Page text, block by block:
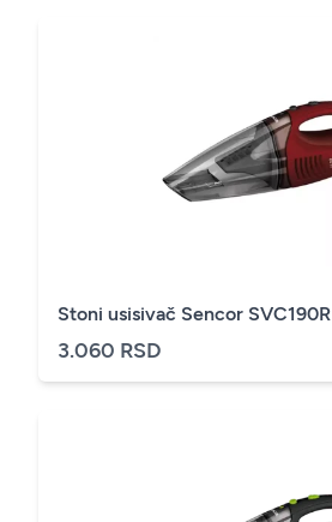
Stoni usisivač Sencor SVC190R
3.060 RSD